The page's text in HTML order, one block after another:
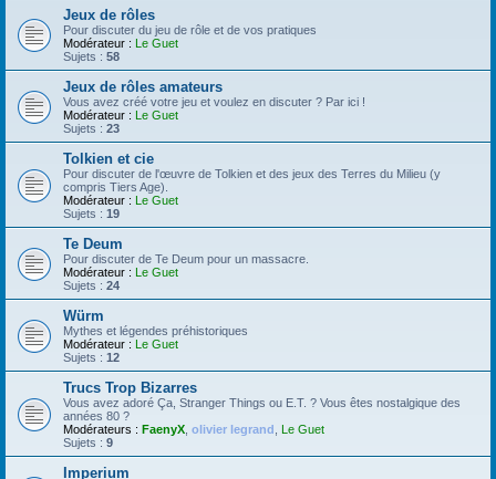
Jeux de rôles
Pour discuter du jeu de rôle et de vos pratiques
Modérateur : Le Guet
Sujets : 58
Jeux de rôles amateurs
Vous avez créé votre jeu et voulez en discuter ? Par ici !
Modérateur : Le Guet
Sujets : 23
Tolkien et cie
Pour discuter de l'œuvre de Tolkien et des jeux des Terres du Milieu (y
compris Tiers Age).
Modérateur : Le Guet
Sujets : 19
Te Deum
Pour discuter de Te Deum pour un massacre.
Modérateur : Le Guet
Sujets : 24
Würm
Mythes et légendes préhistoriques
Modérateur : Le Guet
Sujets : 12
Trucs Trop Bizarres
Vous avez adoré Ça, Stranger Things ou E.T. ? Vous êtes nostalgique des
années 80 ?
Modérateurs : FaenyX olivier legrand
Le Guet
Sujets : 9
Imperium